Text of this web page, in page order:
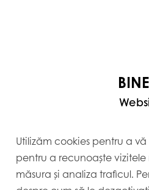
secretele acestui
ți reinventa creațiile de
Utilizăm cookies pentru a
pentru a recunoaște
măsura și analiza traficul.